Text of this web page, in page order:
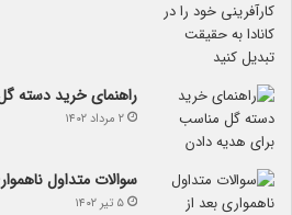
راهنمای خرید دسته
۲ مرداد ۱۴۰۲
سوالات متداول
۵ تیر ۱۴۰۲